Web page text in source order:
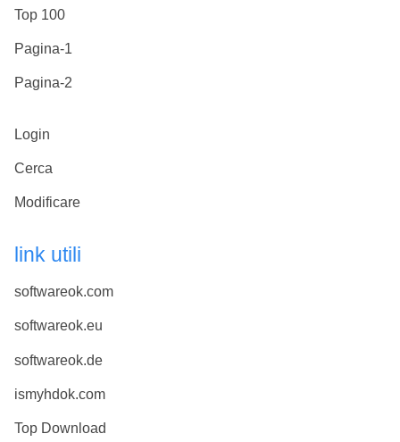
Top 100
Pagina-1
Pagina-2
Login
Cerca
Modificare
link utili
softwareok.com
softwareok.eu
softwareok.de
ismyhdok.com
Top Download